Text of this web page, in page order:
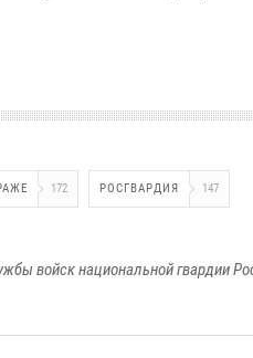
172 РОСГВАРДИЯ 147
войск национальной гвардии